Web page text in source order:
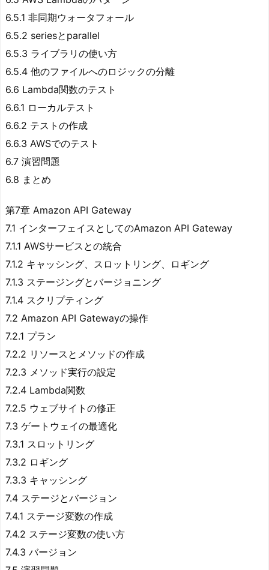
6.5.1 非同期ウォータフォール
6.5.2 seriesとparallel
6.5.3 ライブラリの使い方
6.5.4 他のファイルへのロジックの分離
6.6 Lambda関数のテスト
6.6.1 ローカルテスト
6.6.2 テストの作成
6.6.3 AWSでのテスト
6.7 演習問題
6.8 まとめ
第7章 Amazon API Gateway
7.1 インターフェイスとしてのAmazon API Gateway
7.1.1 AWSサービスとの統合
7.1.2 キャッシング、スロットリング、ロギング
7.1.3 ステージングとバージョニング
7.1.4 スクリプティング
7.2 Amazon API Gatewayの操作
7.2.1 プラン
7.2.2 リソースとメソッドの作成
7.2.3 メソッド実行の設定
7.2.4 Lambda関数
7.2.5 ウェブサイトの修正
7.3 ゲートウェイの最適化
7.3.1 スロットリング
7.3.2 ロギング
7.3.3 キャッシング
7.4 ステージとバージョン
7.4.1 ステージ変数の作成
7.4.2 ステージ変数の使い方
7.4.3 バージョン